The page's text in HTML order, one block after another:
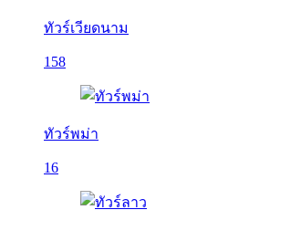
ทัวร์เวียดนาม
158
ทัวร์พม่า
16